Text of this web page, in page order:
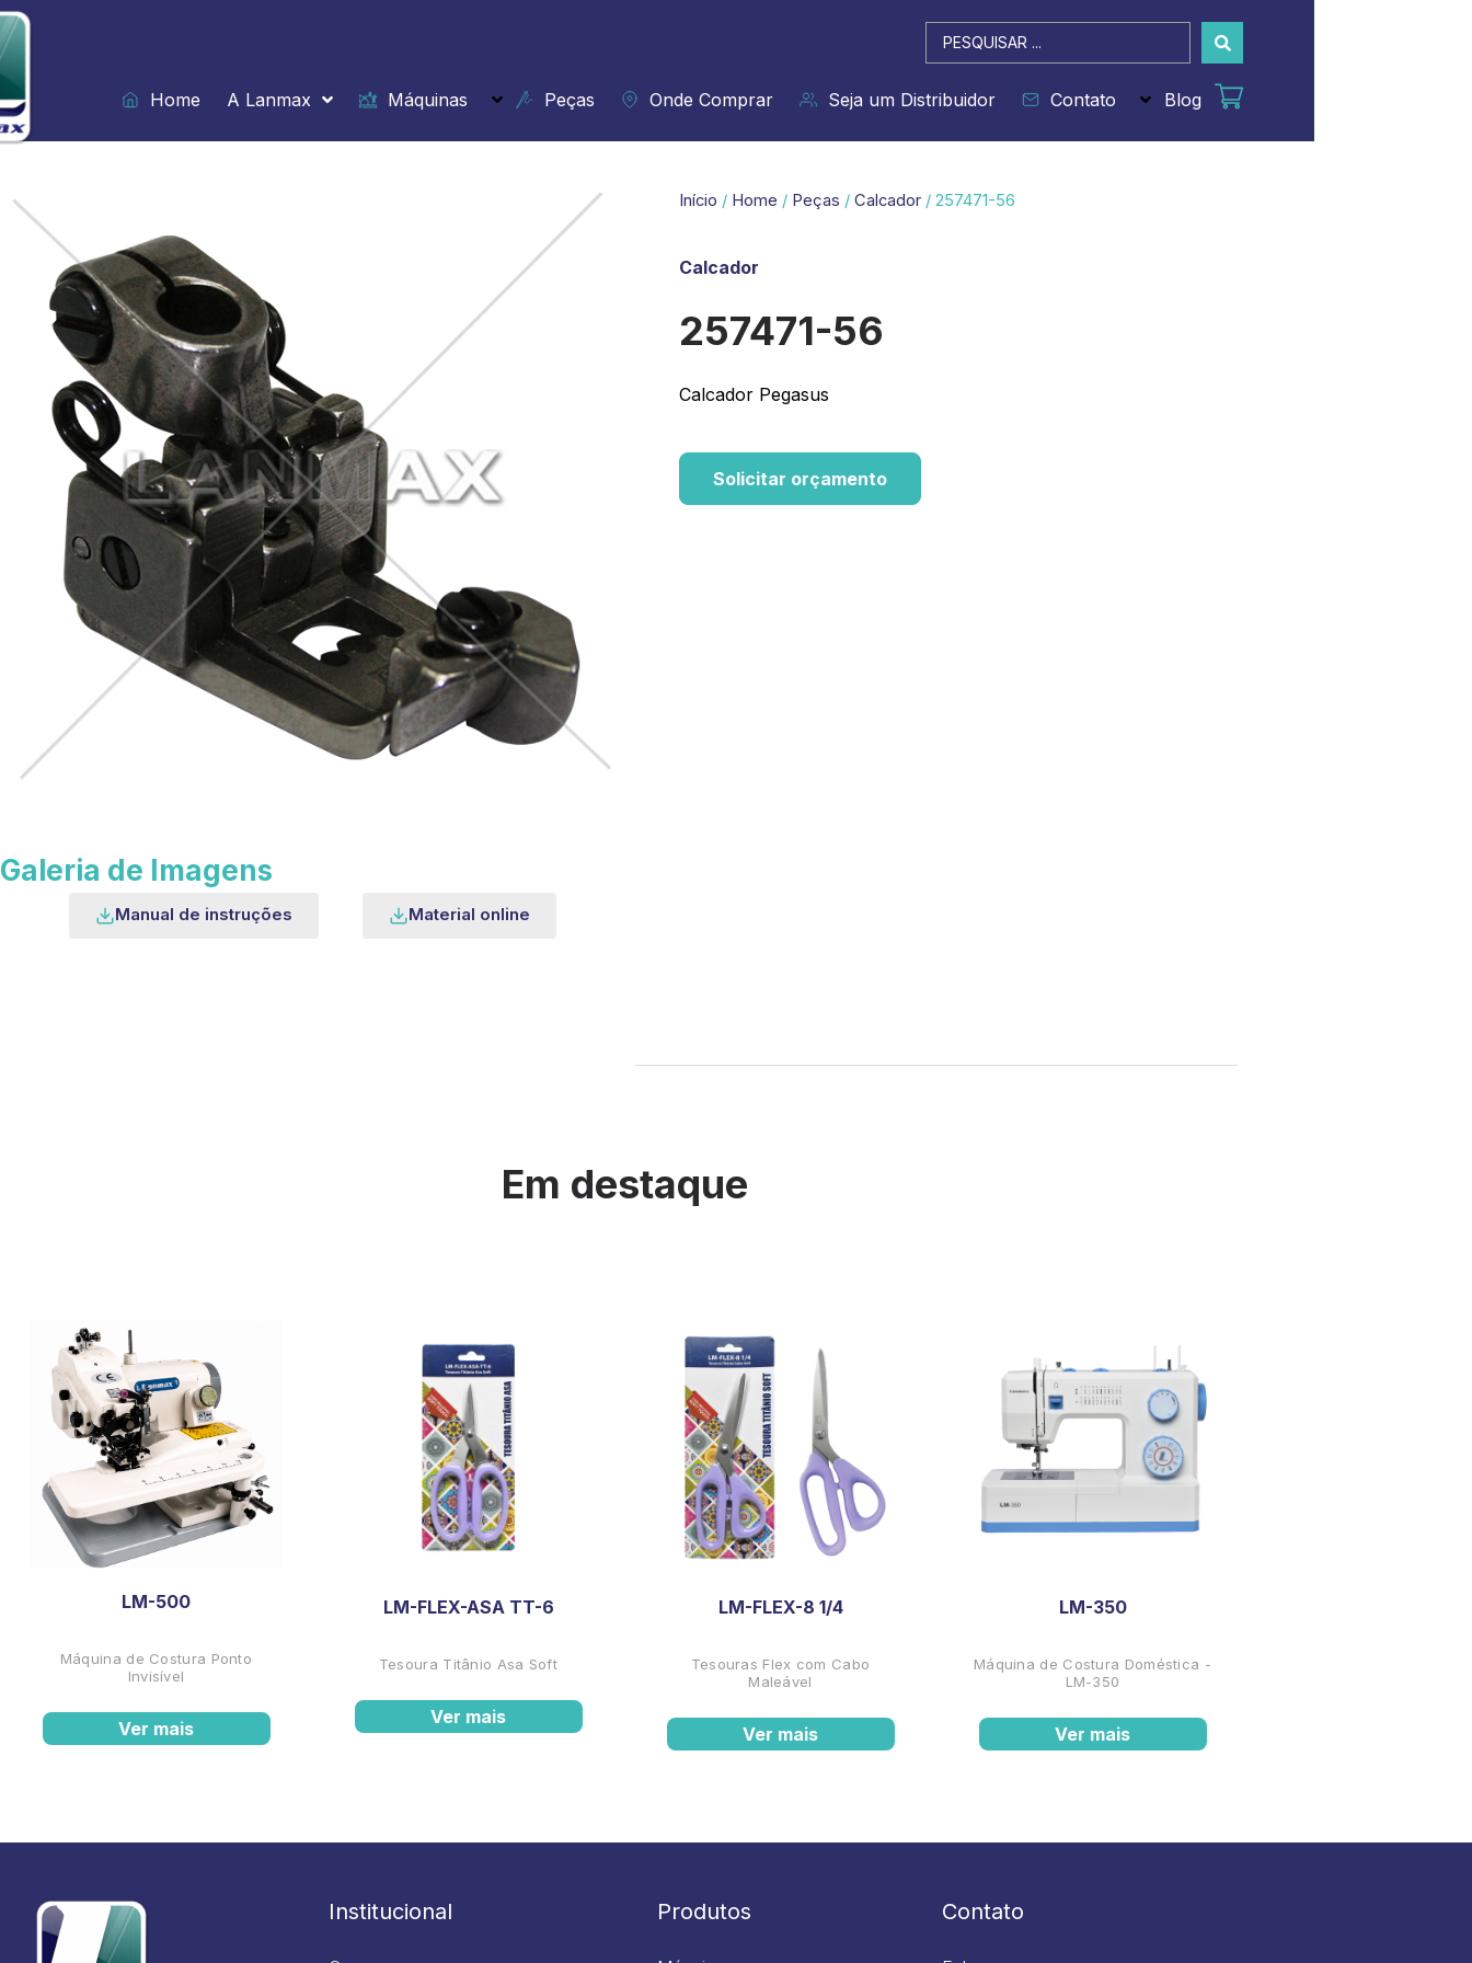
Ir
para
o
conteúdo
Pesquisar
...
Home
A Lanmax Máquinas Peças Onde Comprar Seja um Distribuidor Contato Blog
Galeria de Imagens
Manual de instruções Material online
Início / Home / Peças / Calcador / 257471-56
Calcador
257471-56
Calcador Pegasus
Solicitar orçamento
Em destaque
LM-500
Máquina de Costura Ponto
Invisível
Ver mais
LM-FLEX-ASA TT-6
Tesoura Titânio Asa Soft
Ver mais
LM-FLEX-8 1/4
Tesouras Flex com Cabo
Maleável
Ver mais
LM-350
Máquina de Costura Doméstica -
LM-350
Ver mais
Institucional Produtos Contato